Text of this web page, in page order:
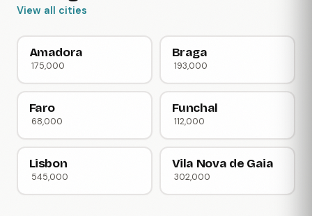
View all cities
Amadora
175,000
Braga
193,000
Faro
68,000
Funchal
112,000
Lisbon
545,000
Vila Nova de Gaia
302,000